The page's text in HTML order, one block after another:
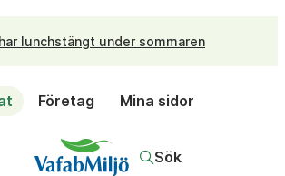
lunchstängt under sommaren
Företag Mina sidor
Sök